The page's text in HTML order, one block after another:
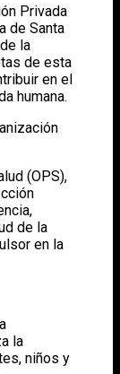
Privada
de Santa
la
de esta
en el
humana.
(OPS),
de la
en la
la
niños y